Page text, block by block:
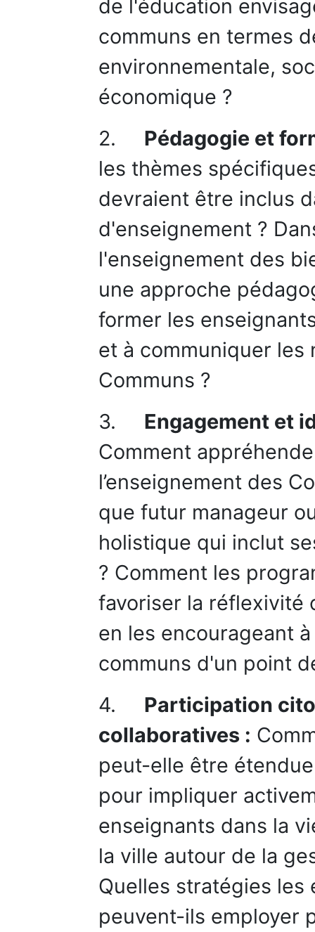
de l'éducation
communs en termes
environnementale,
économique ?
2. Pédagogie et
les thèmes
devraient être inclus
d'enseignement ?
l'enseignement des
une approche
former les
et à communiquer les
Communs ?
3. Engagement et
Comment
l’enseignement des
que futur manageur
holistique qui inclut
? Comment les
favoriser la réflexivité
en les encourageant
communs d'un point
4. Participation
collaboratives :
peut-elle être
pour impliquer
enseignants dans la
la ville autour de la
Quelles stratégies
peuvent-ils employer